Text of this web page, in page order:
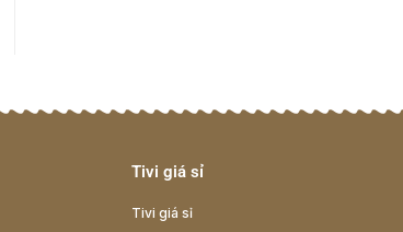
Tivi giá sỉ
Tivi giá sỉ